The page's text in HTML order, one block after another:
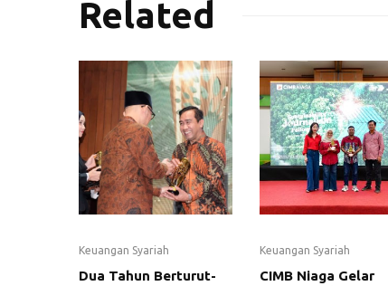
Related
Keuangan Syariah
Dua Tahun Berturut-
Keuangan Syariah
CIMB Niaga Gelar